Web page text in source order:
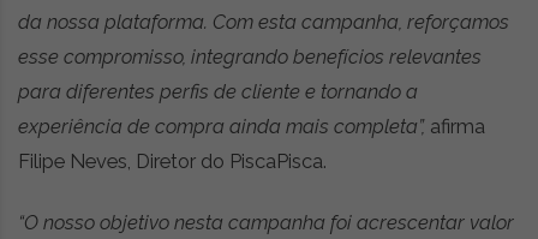
da nossa plataforma. Com esta campanha, reforçamos
esse compromisso, integrando benefícios relevantes
para diferentes perfis de cliente e tornando a
experiência de compra ainda mais completa”, afirma
Filipe Neves, Diretor do PiscaPisca.
“O nosso objetivo nesta campanha foi acrescentar valor